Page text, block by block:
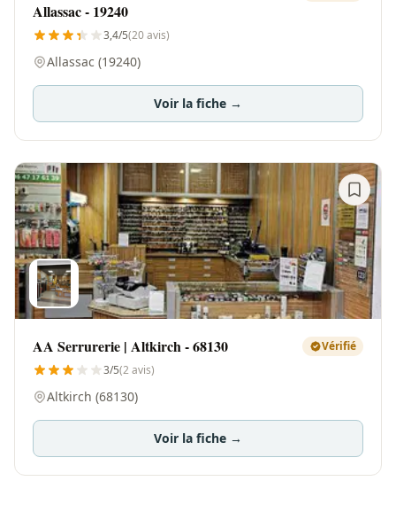
Allassac - 19240
3,4/5(20 avis)
Allassac (19240)
Voir la fiche →
AA Serrurerie | Altkirch - 68130
Vérifié
3/5(2 avis)
Altkirch (68130)
Voir la fiche →